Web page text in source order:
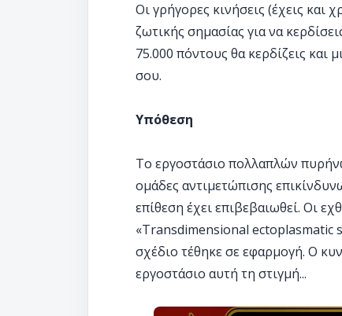
Οι γρήγορες κινήσεις (έχεις και
ζωτικής σημασίας για να
75.000 πόντους θα κερδίζεις και
σου.
Υπόθεση
Το εργοστάσιο πολλαπλών
ομάδες αντιμετώπισης
επίθεση έχει επιβεβαιωθεί. Οι
«Transdimensional ectoplasmatic
σχέδιο τέθηκε σε εφαρμογή. Ο
εργοστάσιο αυτή τη στιγμή...